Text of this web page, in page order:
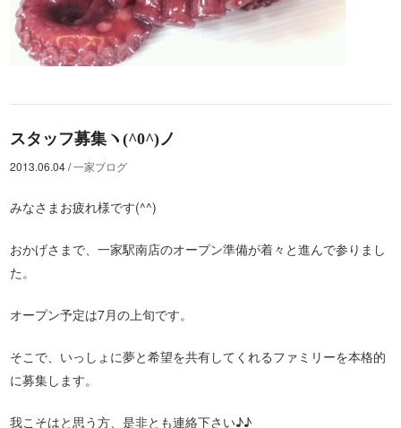
スタッフ募集ヽ(^0^)ノ
2013.06.04/一家ブログ
みなさまお疲れ様です(^^)
おかげさまで、一家駅南店のオープン準備が着々と進んで参りまし
た。
オープン予定は7月の上旬です。
そこで、いっしょに夢と希望を共有してくれるファミリーを本格的
に募集します。
我こそはと思う方、是非とも連絡下さい♪♪